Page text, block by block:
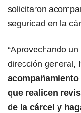
solicitaron
seguridad en la
“Aprovechando
dirección general,
que realicen
de la cárcel y